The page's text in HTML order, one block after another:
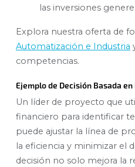
las inversiones
Explora nuestra oferta de
Automatización e Industria
competencias.
Ejemplo de Decisión Basada en
Un líder de proyecto que
financiero para identificar
puede ajustar la línea de
la eficiencia y minimizar el
decisión no solo mejora la